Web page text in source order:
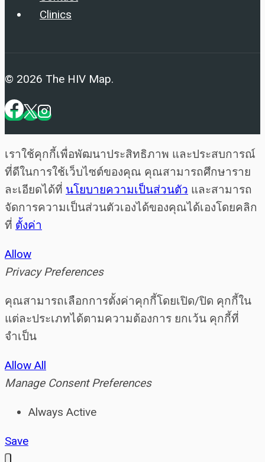
Clinics
© 2026 The HIV Map.
เราใช้คุกกี้เพื่อพัฒนาประสิทธิภาพ และประสบการณ์
ที่ดีในการใช้เว็บไซต์ของคุณ คุณสามารถศึกษาราย
ละเอียดได้ที่ นโยบายความเป็นส่วนตัว และสามารถ
จัดการความเป็นส่วนตัวเองได้ของคุณได้เองโดยคลิก
ที่ ตั้งค่า
Allow
Privacy Preferences
คุณสามารถเลือกการตั้งค่าคุกกี้โดยเปิด/ปิด คุกกี้ใน
แต่ละประเภทได้ตามความต้องการ ยกเว้น คุกกี้ที่
จำเป็น
Allow All
Manage Consent Preferences
Always Active
Save